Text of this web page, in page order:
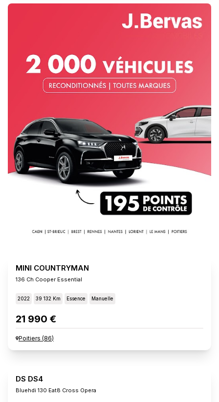
MINI COUNTRYMAN
136 Ch Cooper Essential
2022 39 132 Km Essence Manuelle
21 990 €
Poitiers (86)
DS DS4
Bluehdi 130 Eat8 Cross Opera